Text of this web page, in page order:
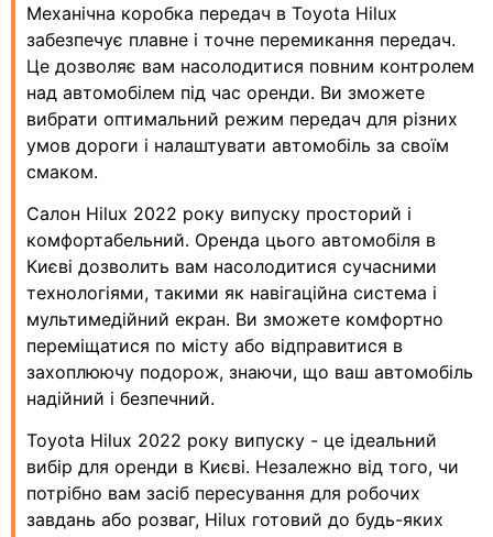
Механічна коробка передач в Toyota Hilux
забезпечує плавне і точне перемикання передач.
Це дозволяє вам насолодитися повним контролем
над автомобілем під час оренди. Ви зможете
вибрати оптимальний режим передач для різних
умов дороги і налаштувати автомобіль за своїм
смаком.
Салон Hilux 2022 року випуску просторий і
комфортабельний. Оренда цього автомобіля в
Києві дозволить вам насолодитися сучасними
технологіями, такими як навігаційна система і
мультимедійний екран. Ви зможете комфортно
переміщатися по місту або відправитися в
захоплюючу подорож, знаючи, що ваш автомобіль
надійний і безпечний.
Toyota Hilux 2022 року випуску - це ідеальний
вибір для оренди в Києві. Незалежно від того, чи
потрібно вам засіб пересування для робочих
завдань або розваг, Hilux готовий до будь-яких